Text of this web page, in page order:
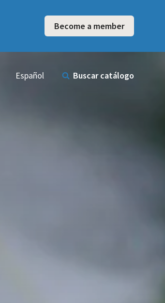
Become a member
Español Buscar catálogo